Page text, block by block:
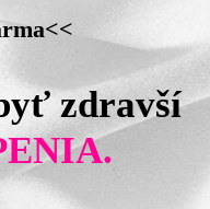
zdravší